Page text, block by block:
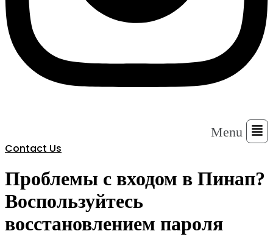
Menu
Contact Us
Проблемы с входом в Пинап?
Воспользуйтесь
восстановлением пароля